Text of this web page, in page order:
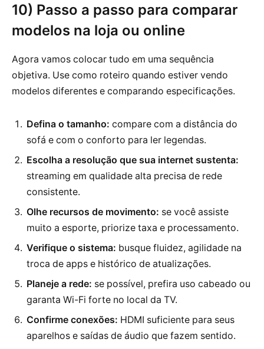
10) Passo a passo para comparar
modelos na loja ou online
Agora vamos colocar tudo em uma sequência
objetiva. Use como roteiro quando estiver vendo
modelos diferentes e comparando especificações.
Defina o tamanho: compare com a distância do
sofá e com o conforto para ler legendas.
Escolha a resolução que sua internet sustenta:
streaming em qualidade alta precisa de rede
consistente.
Olhe recursos de movimento: se você assiste
muito a esporte, priorize taxa e processamento.
Verifique o sistema: busque fluidez, agilidade na
troca de apps e histórico de atualizações.
Planeje a rede: se possível, prefira uso cabeado ou
garanta Wi-Fi forte no local da TV.
Confirme conexões: HDMI suficiente para seus
aparelhos e saídas de áudio que fazem sentido.